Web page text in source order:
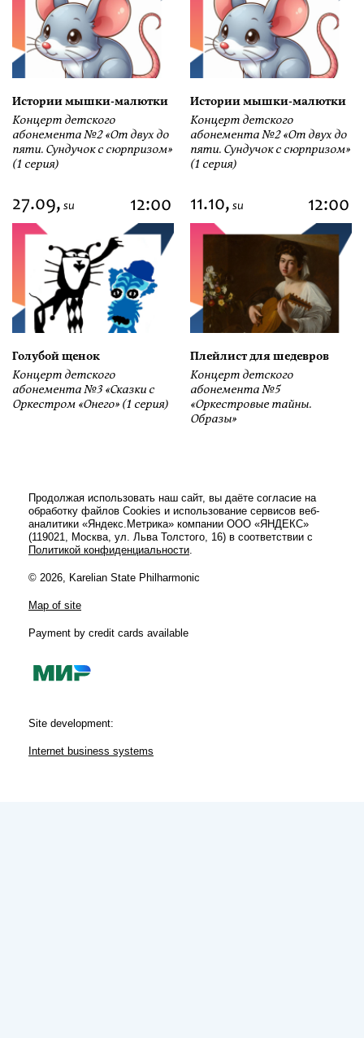
Истории мышки-малютки
Концерт детского
абонемента №2 «От двух до
пяти. Сундучок с сюрпризом»
(1 серия)
Истории мышки-малютки
Концерт детского
абонемента №2 «От двух до
пяти. Сундучок с сюрпризом»
(1 серия)
27.09, su 12:00
Голубой щенок
Концерт детского
абонемента №3 «Сказки с
Оркестром «Онего» (1 серия)
11.10, su 12:00
Плейлист для шедевров
Концерт детского
абонемента №5
«Оркестровые тайны.
Образы»
Продолжая использовать наш сайт, вы даёте согласие на
обработку файлов Cookies и использование сервисов веб-
аналитики «Яндекс.Метрика» компании ООО «ЯНДЕКС»
(119021, Москва, ул. Льва Толстого, 16) в соответствии с
Политикой конфиденциальности.
© 2026, Karelian State Philharmonic
Map of site
Payment by credit cards available
Site development:
Internet business systems